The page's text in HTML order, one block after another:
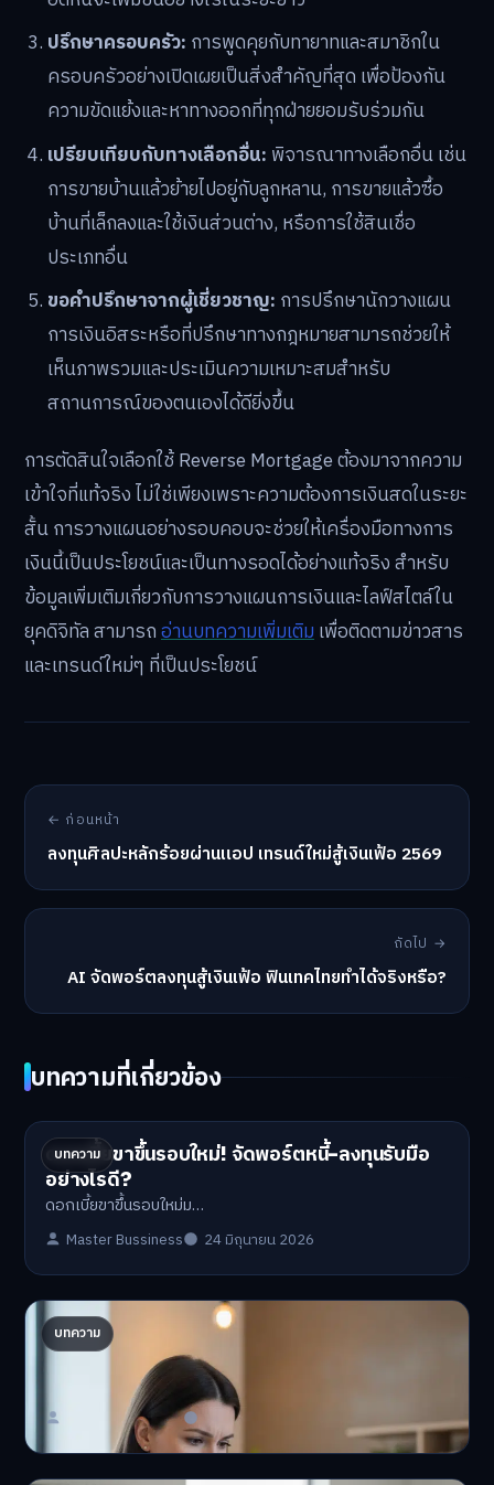
ปรึกษาครอบครัว: การพูดคุยกับทายาทและสมาชิกใน
ครอบครัวอย่างเปิดเผยเป็นสิ่งสำคัญที่สุด เพื่อป้องกัน
ความขัดแย้งและหาทางออกที่ทุกฝ่ายยอมรับร่วมกัน
เปรียบเทียบกับทางเลือกอื่น: พิจารณาทางเลือกอื่น เช่น
การขายบ้านแล้วย้ายไปอยู่กับลูกหลาน, การขายแล้วซื้อ
บ้านที่เล็กลงและใช้เงินส่วนต่าง, หรือการใช้สินเชื่อ
ประเภทอื่น
ขอคำปรึกษาจากผู้เชี่ยวชาญ: การปรึกษานักวางแผน
การเงินอิสระหรือที่ปรึกษาทางกฎหมายสามารถช่วยให้
เห็นภาพรวมและประเมินความเหมาะสมสำหรับ
สถานการณ์ของตนเองได้ดียิ่งขึ้น
การตัดสินใจเลือกใช้ Reverse Mortgage ต้องมาจากความ
เข้าใจที่แท้จริง ไม่ใช่เพียงเพราะความต้องการเงินสดในระยะ
สั้น การวางแผนอย่างรอบคอบจะช่วยให้เครื่องมือทางการ
เงินนี้เป็นประโยชน์และเป็นทางรอดได้อย่างแท้จริง สำหรับ
ข้อมูลเพิ่มเติมเกี่ยวกับการวางแผนการเงินและไลฟ์สไตล์ใน
ยุคดิจิทัล สามารถอ่านบทความเพิ่มเติมเพื่อติดตามข่าวสาร
และเทรนด์ใหม่ๆ ที่เป็นประโยชน์
← ก่อนหน้า
ลงทุนศิลปะหลักร้อยผ่านแอป เทรนด์ใหม่สู้เงินเฟ้อ 2569
ถัดไป →
AI จัดพอร์ตลงทุนสู้เงินเฟ้อ ฟินเทคไทยทำได้จริงหรือ?
บทความที่เกี่ยวข้อง
บทความ
ดอกเบี้ยขาขึ้นรอบใหม่! จัดพอร์ตหนี้-ลงทุนรับมือ
อย่างไรดี?
ดอกเบี้ยขาขึ้นรอบใหม่ม…
Master Bussiness 24 มิถุนายน 2026
บทความ
ปรับพอร์ตรับ ‘เงินดิจิทัล 2.0’ จัดสรรงบอย่างไรไม่
ให้พัง
'เงินดิจิทัล 2.0' มาแล…
Master Bussiness 23 มิถุนายน 2026